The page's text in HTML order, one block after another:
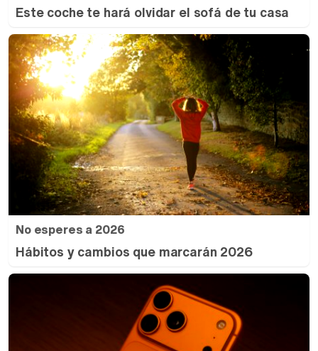
Este coche te hará olvidar el sofá de tu casa
No esperes a 2026
Hábitos y cambios que marcarán 2026